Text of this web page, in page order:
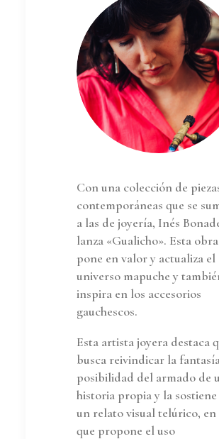
Con una colección de
contemporáneas que se
a las de joyería, Inés
lanza «Gualicho». Esta obra
pone en valor y actualiza el
universo mapuche y
inspira en los accesorios
gauchescos.
Esta artista joyera destaca
busca reivindicar la
posibilidad del armado de
historia propia y la
un relato visual telúrico, en
que propone el uso